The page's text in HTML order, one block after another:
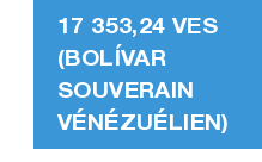
17 353,24 VES
(BOLÍVAR
SOUVERAIN
VÉNÉZUÉLIEN)